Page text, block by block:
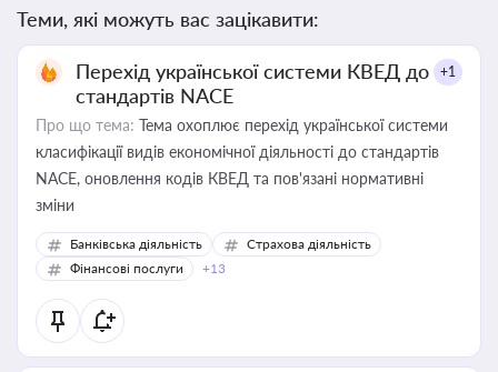
Теми, які можуть вас зацікавити:
Перехід української системи КВЕД до
стандартів NACE
+1
Про що тема: Тема охоплює перехід української системи
класифікації видів економічної діяльності до стандартів
NACE, оновлення кодів КВЕД та пов'язані нормативні
зміни
Банківська діяльність
Страхова діяльність
Фінансові послуги
+13